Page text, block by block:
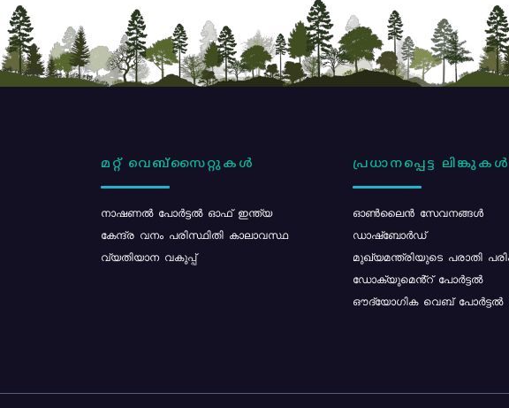
മറ്റ് വെബ്സൈറ്റുകൾ
നാഷണൽ പോർട്ടൽ ഓഫ് ഇന്ത്യ
കേന്ദ്ര വനം പരിസ്ഥിതി കാലാവസ്ഥ
വ്യതിയാന വകുപ്പ്
പ്രധാനപ്പെട്ട ലിങ്കുകൾ
ഓൺലൈൻ സേവനങ്ങൾ
ഡാഷ്ബോർഡ്
മുഖ്യമന്ത്രിയുടെ പരാതി
ഡോക്യുമെൻ്റ് പോർട്ടൽ
ഔദ്യോഗിക വെബ് പോർട്ടൽ